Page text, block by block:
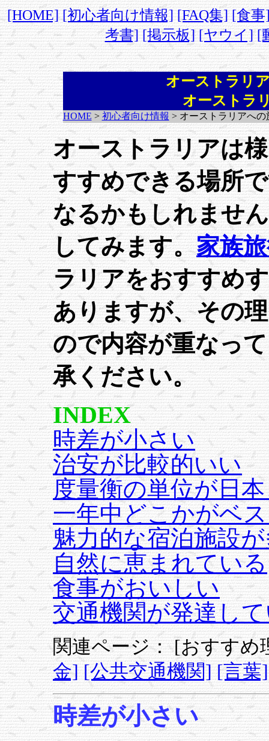
[HOME] [初心者向け情報] [FAQ集] [食事
考書] [掲示板] [ヤウイ] [
オーストラリ
オーストラ
HOME > 初心者向け情報 > オーストラリアへの
オーストラリアは
すすめできる場所
なるかもしれませ
してみます。家族
ラリアをおすすめ
ありますが、その
ので内容が重なっ
承ください。
INDEX
時差が小さい
治安が比較的いい
度量衡の単位が日
一年中どこかがベ
魅力的な宿泊施設
自然に恵まれている
食事がおいしい
交通機関が発達し
関連ページ：[おすすめ
金] [公共交通機関] [言葉]
時差が小さい